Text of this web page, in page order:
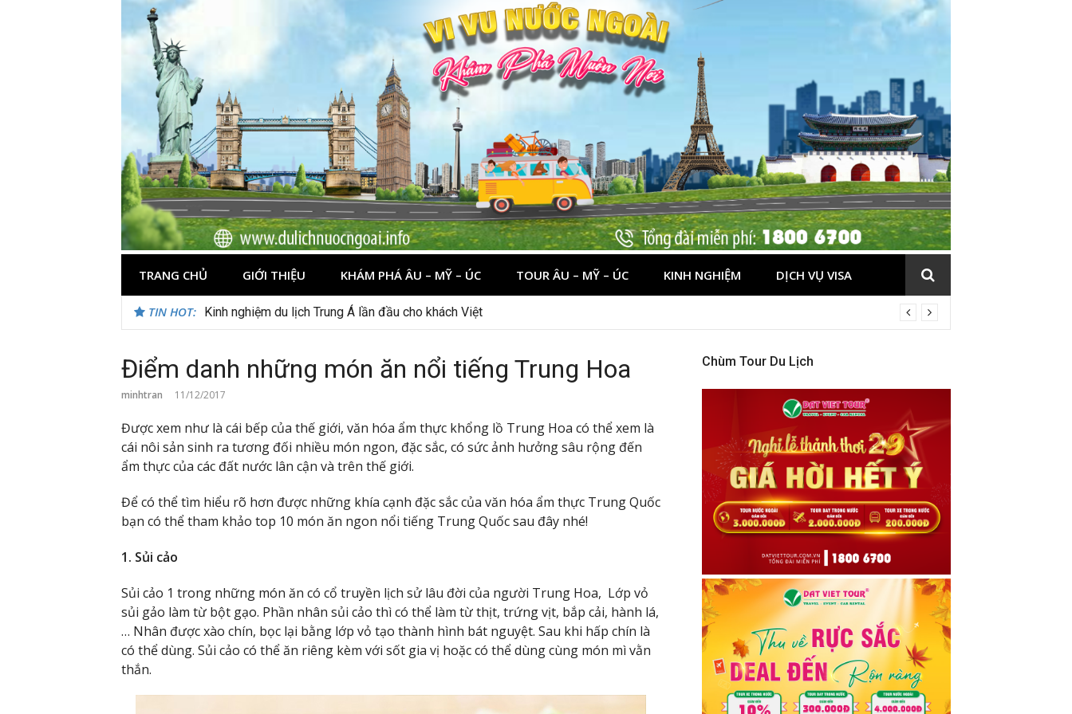
TRANG CHỦ GIỚI THIỆU KHÁM PHÁ ÂU – MỸ – ÚC TOUR ÂU – MỸ – ÚC KINH NGHIỆM DỊCH VỤ VISA
TIN HOT: Kinh nghiệm du lịch Trung Á lần đầu cho khách Việt
Điểm danh những món ăn nổi tiếng Trung Hoa
minhtran 11/12/2017
Được xem như là cái bếp của thế giới, văn hóa ẩm thực khổng lồ Trung Hoa có thể xem là
cái nôi sản sinh ra tương đối nhiều món ngon, đặc sắc, có sức ảnh hưởng sâu rộng đến
ẩm thực của các đất nước lân cận và trên thế giới.
Để có thể tìm hiểu rõ hơn được những khía cạnh đặc sắc của văn hóa ẩm thực Trung Quốc
bạn có thể tham khảo top 10 món ăn ngon nổi tiếng Trung Quốc sau đây nhé!
1. Sủi cảo
Sủi cảo 1 trong những món ăn có cổ truyền lịch sử lâu đời của người Trung Hoa, Lớp vỏ
sủi gảo làm từ bột gạo. Phần nhân sủi cảo thì có thể làm từ thịt, trứng vịt, bắp cải, hành lá,
… Nhân được xào chín, bọc lại bằng lớp vỏ tạo thành hình bát nguyệt. Sau khi hấp chín là
có thể dùng. Sủi cảo có thể ăn riêng kèm với sốt gia vị hoặc có thể dùng cùng món mì vằn
thắn.
Chùm Tour Du Lịch